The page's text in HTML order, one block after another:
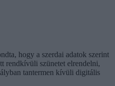
hogy a szerdai adatok szerint
rendkívüli szünetet elrendelni,
tantermen kívüli digitális